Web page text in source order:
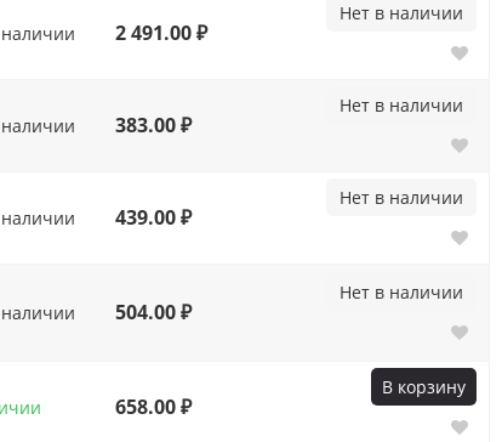
2 491.00 ₽
Нет в наличии
383.00 ₽
Нет в наличии
439.00 ₽
Нет в наличии
504.00 ₽
Нет в наличии
658.00 ₽
В корзину